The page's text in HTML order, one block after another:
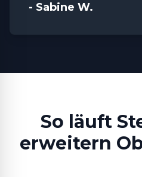
- Sabine W.
So läuft
erweitern